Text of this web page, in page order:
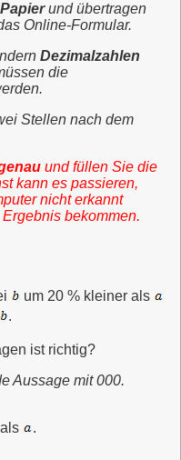
und übertragen
Online-Formular.
Dezimalzahlen
die
Stellen nach dem
und füllen Sie die
kann es passieren,
nicht erkannt
bekommen.
um 20 % kleiner als
.
ist richtig?
Aussage mit 000.
.